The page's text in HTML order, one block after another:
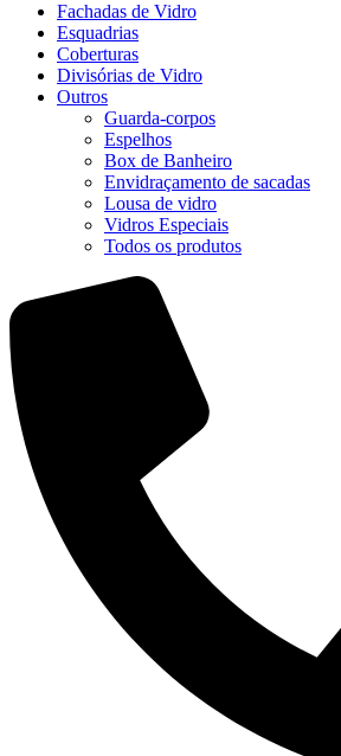
Fachadas de Vidro
Esquadrias
Coberturas
Divisórias de Vidro
Outros
Guarda-corpos
Espelhos
Box de Banheiro
Envidraçamento de sacadas
Lousa de vidro
Vidros Especiais
Todos os produtos